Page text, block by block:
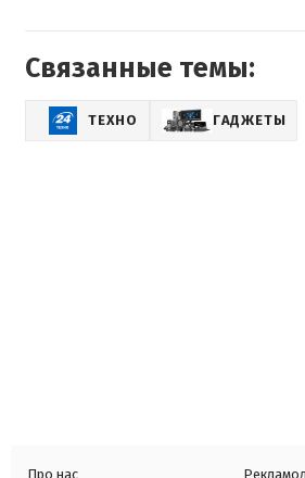
Связанные темы:
ТЕХНО ГАДЖЕТЫ
Про нас